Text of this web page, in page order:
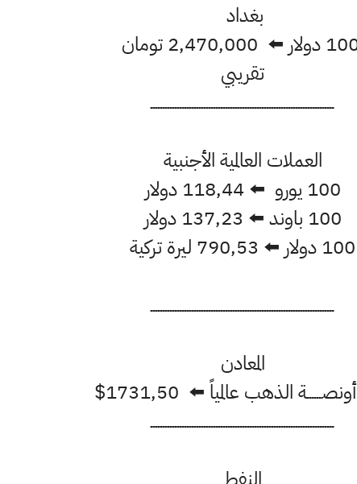
بغداد
تقريبي
ــــــــــــــــــــــــــــــــــــــــــــــــــــــــــــــــــــــــــــ
العملات العالمية الأجنبية
100 يورو ⬅️ 118,44 دولار
100 باوند ⬅️ 137,23 دولار
100 دولار ⬅️ 790,53 ليرة تركية
ــــــــــــــــــــــــــــــــــــــــــــــــــــــــــــــــــــــــــــ
المعادن
الذهب عالمياً ⬅️ 1731,50$
ــــــــــــــــــــــــــــــــــــــــــــــــــــــــــــــــــــــــــــ